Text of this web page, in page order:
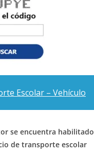
Escolar – Vehículo
se encuentra habilitado
de transporte escolar